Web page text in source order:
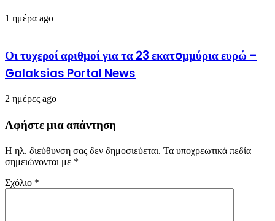
1 ημέρα ago
Οι τυχεροί αριθμοί για τα 23 εκατoμμύρια ευρώ –
Galaksias Portal News
2 ημέρες ago
Αφήστε μια απάντηση
Η ηλ. διεύθυνση σας δεν δημοσιεύεται. Τα υποχρεωτικά πεδία
σημειώνονται με *
Σχόλιο *